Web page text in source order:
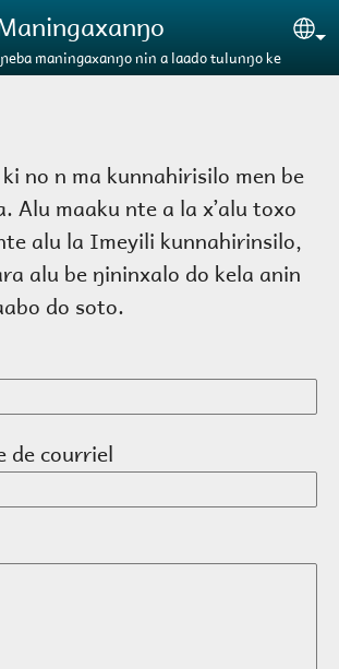
maningaxanŋo nin a laado tulunŋo ke
no n ma kunnahirisilo men be
Alu maaku nte a la xʼalu toxo
alu la Imeyili kunnahirinsilo,
alu be ŋininxalo do kela anin
do soto.
de courriel